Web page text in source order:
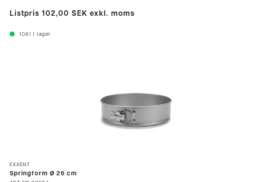
Listpris 102,00 SEK exkl. moms
1081 I lager
EXXENT
Springform Ø 26 cm